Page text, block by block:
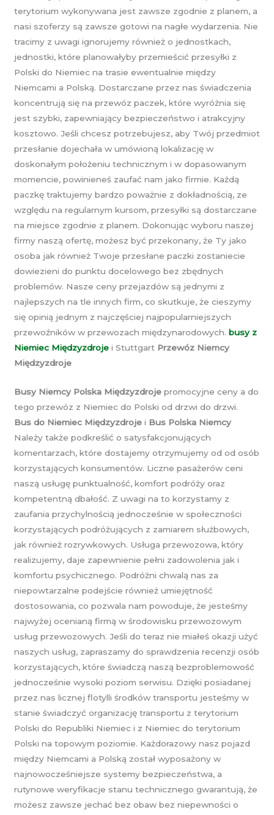
terytorium wykonywana jest zawsze zgodnie z planem, a
nasi szoferzy są zawsze gotowi na nagłe wydarzenia. Nie
tracimy z uwagi ignorujemy również o jednostkach,
jednostki, które planowałyby przemieścić przesyłki z
Polski do Niemiec na trasie ewentualnie między
Niemcami a Polską. Dostarczane przez nas świadczenia
koncentrują się na przewóz paczek, które wyróżnia się
jest szybki, zapewniający bezpieczeństwo i atrakcyjny
kosztowo. Jeśli chcesz potrzebujesz, aby Twój przedmiot
przesłanie dojechała w umówioną lokalizację w
doskonałym położeniu technicznym i w dopasowanym
momencie, powinieneś zaufać nam jako firmie. Każdą
paczkę traktujemy bardzo poważnie z dokładnością, ze
względu na regularnym kursom, przesyłki są dostarczane
na miejsce zgodnie z planem. Dokonując wyboru naszej
firmy naszą ofertę, możesz być przekonany, że Ty jako
osoba jak również Twoje przesłane paczki zostaniecie
dowiezieni do punktu docelowego bez zbędnych
problemów. Nasze ceny przejazdów są jednymi z
najlepszych na tle innych firm, co skutkuje, że cieszymy
się opinią jednym z najczęściej najpopularniejszych
przewoźników w przewozach międzynarodowych. busy z
Niemiec Międzyzdroje i Stuttgart Przewóz Niemcy
Międzyzdroje
Busy Niemcy Polska Międzyzdroje promocyjne ceny a do
tego przewóz z Niemiec do Polski od drzwi do drzwi.
Bus do Niemiec Międzyzdroje i Bus Polska Niemcy
Należy także podkreślić o satysfakcjonujących
komentarzach, które dostajemy otrzymujemy od od osób
korzystających konsumentów. Liczne pasażerów ceni
naszą usługę punktualność, komfort podróży oraz
kompetentną dbałość. Z uwagi na to korzystamy z
zaufania przychylnością jednocześnie w społeczności
korzystających podróżujących z zamiarem służbowych,
jak również rozrywkowych. Usługa przewozowa, który
realizujemy, daje zapewnienie pełni zadowolenia jak i
komfortu psychicznego. Podróżni chwalą nas za
niepowtarzalne podejście również umiejętność
dostosowania, co pozwala nam powoduje, że jesteśmy
najwyżej ocenianą firmą w środowisku przewozowym
usług przewozowych. Jeśli do teraz nie miałeś okazji użyć
naszych usług, zapraszamy do sprawdzenia recenzji osób
korzystających, które świadczą naszą bezproblemowość
jednocześnie wysoki poziom serwisu. Dzięki posiadanej
przez nas licznej flotylli środków transportu jesteśmy w
stanie świadczyć organizację transportu z terytorium
Polski do Republiki Niemiec i z Niemiec do terytorium
Polski na topowym poziomie. Każdorazowy nasz pojazd
między Niemcami a Polską został wyposażony w
najnowocześniejsze systemy bezpieczeństwa, a
rutynowe weryfikacje stanu technicznego gwarantują, że
możesz zawsze jechać bez obaw bez niepewności o